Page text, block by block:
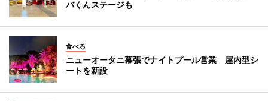
バくんステージも
食べる
ニューオータニ幕張でナイトプール営業 屋内型シ
ートを新設